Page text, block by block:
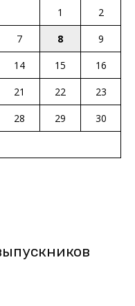
1
2
7 8
9
14 15
16
21 22
23
28 29
30